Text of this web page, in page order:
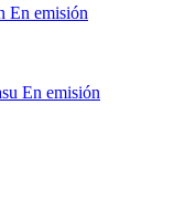
En emisión
En emisión